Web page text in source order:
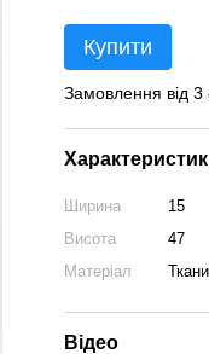
Купити
Замовлення від 3
Ширина
15
Висота
47
Матеріал
Відео